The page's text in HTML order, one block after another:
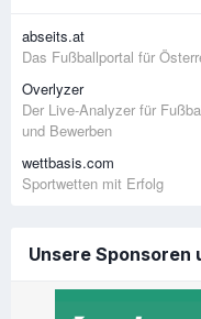
abseits.at
Das Fußballportal für
Overlyzer
Der Live-Analyzer für
und Bewerben
wettbasis.com
Sportwetten mit Erfolg
Unsere Sponsoren